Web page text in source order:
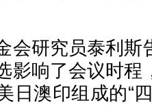
会研究员泰利斯
影响了会议时程
日澳印组成的“